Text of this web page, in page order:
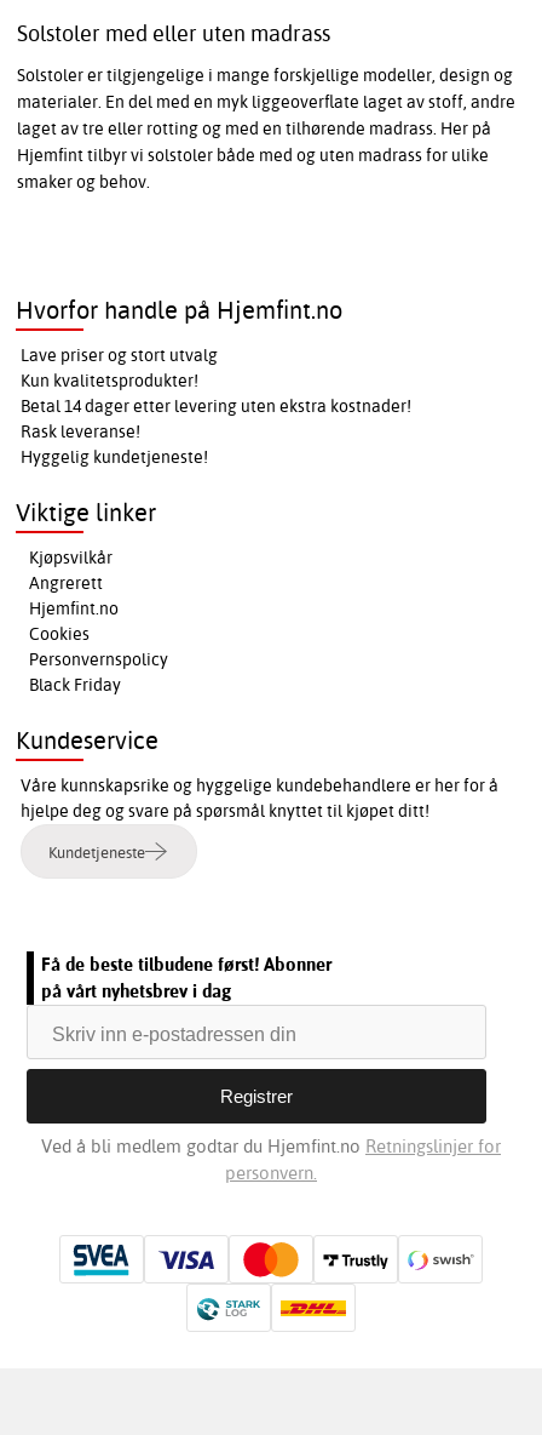
Solstoler med eller uten madrass
Solstoler er tilgjengelige i mange forskjellige modeller, design og
materialer. En del med en myk liggeoverflate laget av stoff, andre
laget av tre eller rotting og med en tilhørende madrass. Her på
Hjemfint tilbyr vi solstoler både med og uten madrass for ulike
smaker og behov.
Hvorfor handle på Hjemfint.no
Lave priser og stort utvalg
Kun kvalitetsprodukter!
Betal 14 dager etter levering uten ekstra kostnader!
Rask leveranse!
Hyggelig kundetjeneste!
Viktige linker
Kjøpsvilkår
Angrerett
Hjemfint.no
Cookies
Personvernspolicy
Black Friday
Kundeservice
Våre kunnskapsrike og hyggelige kundebehandlere er her for å
hjelpe deg og svare på spørsmål knyttet til kjøpet ditt!
Kundetjeneste
Få de beste tilbudene først! Abonner
på vårt nyhetsbrev i dag
Ved å bli medlem godtar du Hjemfint.no Retningslinjer for
personvern.